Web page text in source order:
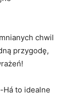
chwil
przygodę,
Há to idealne